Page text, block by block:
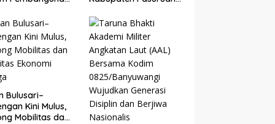
HAM
Besuk Kejayan,
Permudah Layanan
Kesehatan Santri
Bulusari–
Kini Mulus,
Mobilitas dan